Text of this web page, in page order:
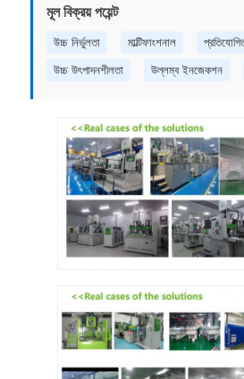
মূল বিক্রয় পয়েন্ট
উচ্চ নির্ভুলতা মাল্টিফাংশনাল
উচ্চ উৎপাদনশীলতা উল্লম্ব ইনজেকশন